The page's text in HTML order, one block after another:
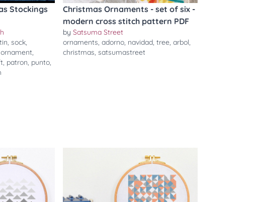
Stockings
, sock,
ornament,
, patron, punto,
Christmas Ornaments - set of six -
modern cross stitch pattern PDF
by Satsuma Street
ornaments, adorno, navidad, tree, arbol,
christmas, satsumastreet